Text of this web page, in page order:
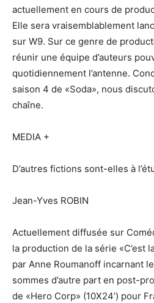
actuellement en cours de
Elle sera vraisemblablement
sur W9. Sur ce genre de
réunir une équipe d’auteurs
quotidiennement l’antenne.
saison 4 de «Soda», nous
chaîne.
MEDIA +
D’autres fictions sont-elles à
Jean-Yves ROBIN
Actuellement diffusée sur
la production de la série «C’est
par Anne Roumanoff incarnant
sommes d’autre part en post-
de «Hero Corp» (10X24’) pour